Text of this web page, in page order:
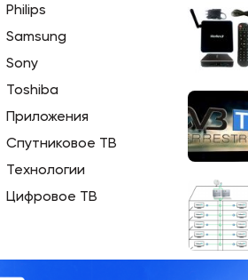
Philips
Samsung
Sony
Toshiba
Приложения
Спутниковое ТВ
Технологии
Цифровое ТВ